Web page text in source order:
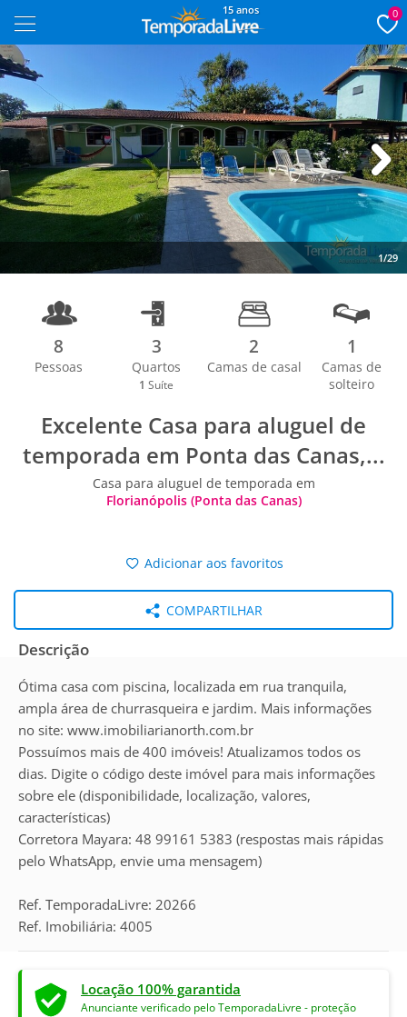
15 anos 0
1/29
Next
8
Pessoas
3
Quartos
1 Suíte
2
Camas de casal
1
Camas de
solteiro
Excelente Casa para aluguel de
temporada em Ponta das Canas,...
Casa para aluguel de temporada em
Florianópolis (Ponta das Canas)
Adicionar aos favoritos
COMPARTILHAR
Descrição
Ótima casa com piscina, localizada em rua tranquila,
ampla área de churrasqueira e jardim. Mais informações
no site: www.imobiliarianorth.com.br
Possuímos mais de 400 imóveis! Atualizamos todos os
dias. Digite o código deste imóvel para mais informações
sobre ele (disponibilidade, localização, valores,
características)
Corretora Mayara: 48 99161 5383 (respostas mais rápidas
pelo WhatsApp, envie uma mensagem)
Ref. TemporadaLivre: 20266
Ref. Imobiliária: 4005
Locação 100% garantida
Anunciante verificado pelo TemporadaLivre - proteção